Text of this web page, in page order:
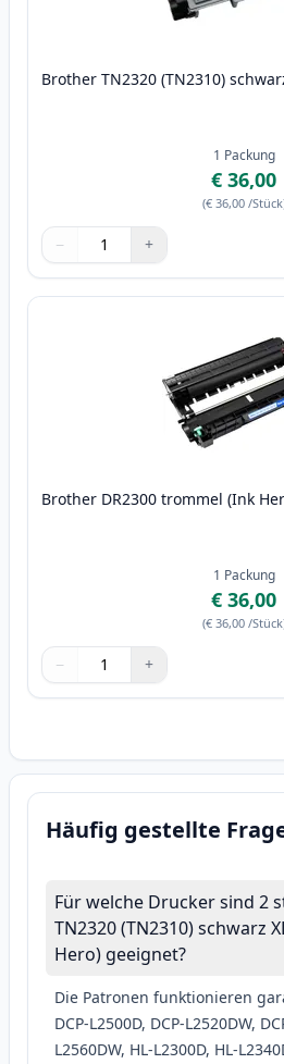
Brother TN2320 (TN2310)
1 Packung
€ 36,00
(€ 36,00 /Stück
Menge
Verwenden Sie die Tasten, um
− +
Menge 1
Brother DR2300 trommel (Ink
1 Packung
€ 36,00
(€ 36,00 /Stück
Menge
Verwenden Sie die Tasten, um
− +
Menge 1
Häufig gestellte
Für welche Drucker sind 2
TN2320 (TN2310) schwarz
Hero) geeignet?
Die Patronen funktionieren
DCP-L2500D, DCP-L2520DW,
L2560DW, HL-L2300D, HL-